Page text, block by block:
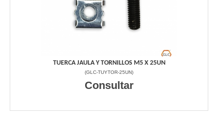
TUERCA JAULA Y TORNILLOS M5 X 25UN
(GLC-TUYTOR-25UN)
Consultar